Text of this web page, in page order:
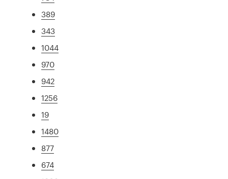
389
343
1044
970
942
1256
19
1480
877
674